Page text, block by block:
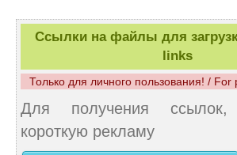
Ссылки на файлы для
links
Только для личного пользования! /
Для получения ссылок,
короткую рекламу